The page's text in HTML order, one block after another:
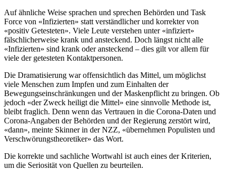
Auf ähnliche Weise sprachen und sprechen Behörden und Task
Force von «Infizierten» statt verständlicher und korrekter von
«positiv Getesteten». Viele Leute verstehen unter «infiziert»
fälschlicherweise krank und ansteckend. Doch längst nicht alle
«Infizierten» sind krank oder ansteckend – dies gilt vor allem für
viele der getesteten Kontaktpersonen.
Die Dramatisierung war offensichtlich das Mittel, um möglichst
viele Menschen zum Impfen und zum Einhalten der
Bewegungseinschränkungen und der Maskenpflicht zu bringen. Ob
jedoch «der Zweck heiligt die Mittel» eine sinnvolle Methode ist,
bleibt fraglich. Denn wenn das Vertrauen in die Corona-Daten und
Corona-Angaben der Behörden und der Regierung zerstört wird,
«dann», meinte Skinner in der NZZ, «übernehmen Populisten und
Verschwörungstheoretiker» das Wort.
Die korrekte und sachliche Wortwahl ist auch eines der Kriterien,
um die Seriosität von Quellen zu beurteilen.